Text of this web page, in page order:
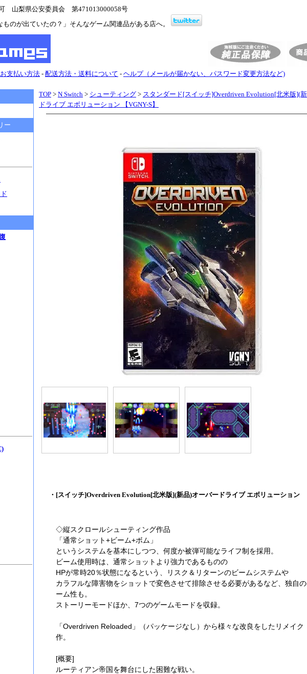
可 山梨県公安委員会 第471013000058号
が出ていたの？」そんなゲーム関連品がある店へ。
お支払い方法 - 配送方法・送料について - ヘルプ（メールが届かない、パスワード変更方法など)
TOP > N Switch > シューティング > スタンダード[スイッチ]Overdriven Evolution[北米版](
ドライブ エボリューション 【VGNY-S】
・[スイッチ]Overdriven Evolution[北米版](新品)オーバードライブ エボリューション
◇縦スクロールシューティング作品
「通常ショット+ビーム+ボム」
というシステムを基本にしつつ、何度か被弾可能なライフ制を採用。
ビーム使用時は、通常ショットより強力であるものの
HPが常時20％状態になるという、リスク＆リターンのビームシステムや
カラフルな障害物をショットで変色させて排除させる必要があるなど、独自
ーム性も。
ストーリーモードほか、7つのゲームモードを収録。
「Overdriven Reloaded」（パッケージなし）から様々な改良をしたリメイク
作。
[概要]
ルーティアン帝国を舞台にした困難な戦い。
ー